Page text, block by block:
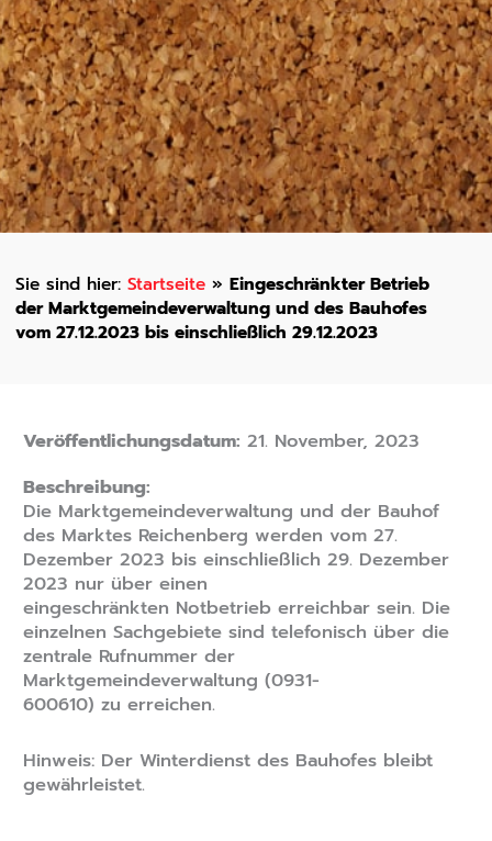
Startseite» Eingeschränkter Betrieb
der Marktgemeindeverwaltung und des Bauhofes
vom 27.12.2023 bis einschließlich 29.12.2023
Veröffentlichungsdatum: 21. November, 2023
Beschreibung:
Die Marktgemeindeverwaltung und der Bauhof
des Marktes Reichenberg werden vom 27.
Dezember 2023 bis einschließlich 29. Dezember
2023 nur über einen
eingeschränkten Notbetrieb erreichbar sein. Die
einzelnen Sachgebiete sind telefonisch über die
zentrale Rufnummer der
Marktgemeindeverwaltung (0931-
600610) zu erreichen.
Hinweis: Der Winterdienst des Bauhofes bleibt
gewährleistet.